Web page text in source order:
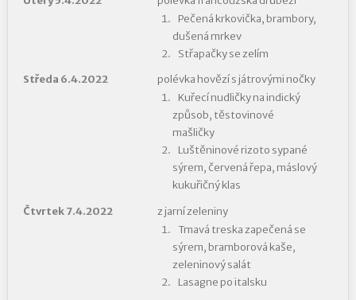
Pečená krkovička, brambory,
dušená mrkev
Střapačky se zelím
Středa 6.4.2022
polévka hovězí s játrovými nočky
Kuřecí nudličky na indický
způsob, těstovinové
mašličky
Luštěninové rizoto sypané
sýrem, červená řepa, máslový
kukuřičný klas
Čtvrtek 7.4.2022
z jarní zeleniny
Tmavá treska zapečená se
sýrem, bramborová kaše,
zeleninový salát
Lasagne po italsku